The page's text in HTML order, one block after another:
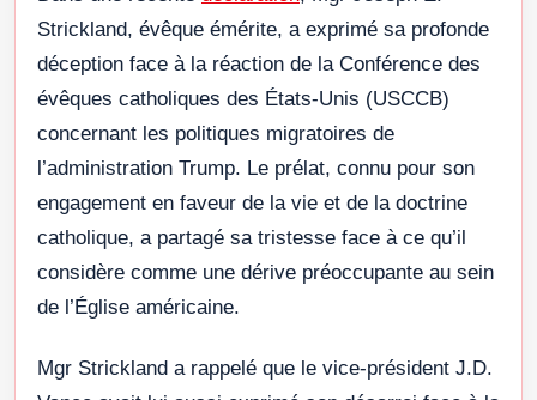
Strickland, évêque émérite, a exprimé sa profonde
déception face à la réaction de la Conférence des
évêques catholiques des États-Unis (USCCB)
concernant les politiques migratoires de
l’administration Trump. Le prélat, connu pour son
engagement en faveur de la vie et de la doctrine
catholique, a partagé sa tristesse face à ce qu’il
considère comme une dérive préoccupante au sein
de l’Église américaine.
Mgr Strickland a rappelé que le vice-président J.D.